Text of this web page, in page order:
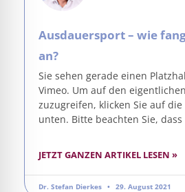
Ausdauersport – wie
an?
Sie sehen gerade einen
Vimeo. Um auf den
zuzugreifen, klicken Sie auf die
unten. Bitte beachten Sie,
JETZT GANZEN ARTIKEL LESEN »
Dr. Stefan Dierkes 29. August 2021